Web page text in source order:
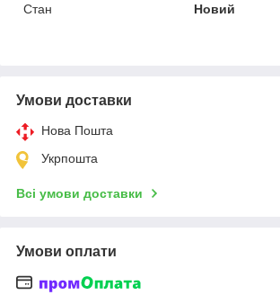
Стан
Новий
Умови доставки
Нова Пошта
Укрпошта
Всі умови доставки
Умови оплати